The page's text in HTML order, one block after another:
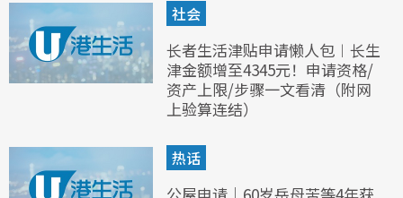
社会
长者生活津贴申请懒人包︱长生
津金额增至4345元！申请资格/
资产上限/步骤一文看清（附网
上验算连结）
热话